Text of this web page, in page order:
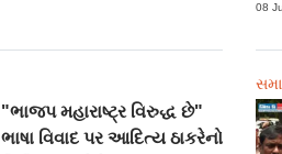
08
"ભાજપ મહારાષ્ટ્ર વિરુદ્ધ છે"
ભાષા વિવાદ પર આદિત્ય ઠાકરેનો